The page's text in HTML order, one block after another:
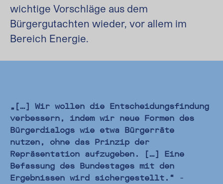
wichtige Vorschläge aus dem
Bürgergutachten wieder, vor allem im
Bereich Energie.
„[…] Wir wollen die Entscheidungsfindung
verbessern, indem wir neue Formen des
Bürgerdialogs wie etwa Bürgerräte
nutzen, ohne das Prinzip der
Repräsentation aufzugeben. […] Eine
Befassung des Bundestages mit den
Ergebnissen wird sichergestellt.“
-